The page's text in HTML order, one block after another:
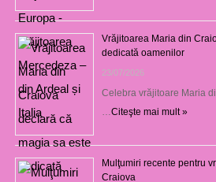
Vrăjitoarea Maria din
dedicată oamenilor
23/07/2026
Celebra vrăjitoare Maria
Citeşte mai mult »
Mulţumiri recente pentru
Craiova